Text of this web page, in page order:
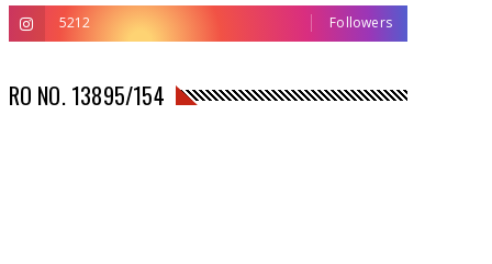
5212 Followers
RO NO. 13895/154